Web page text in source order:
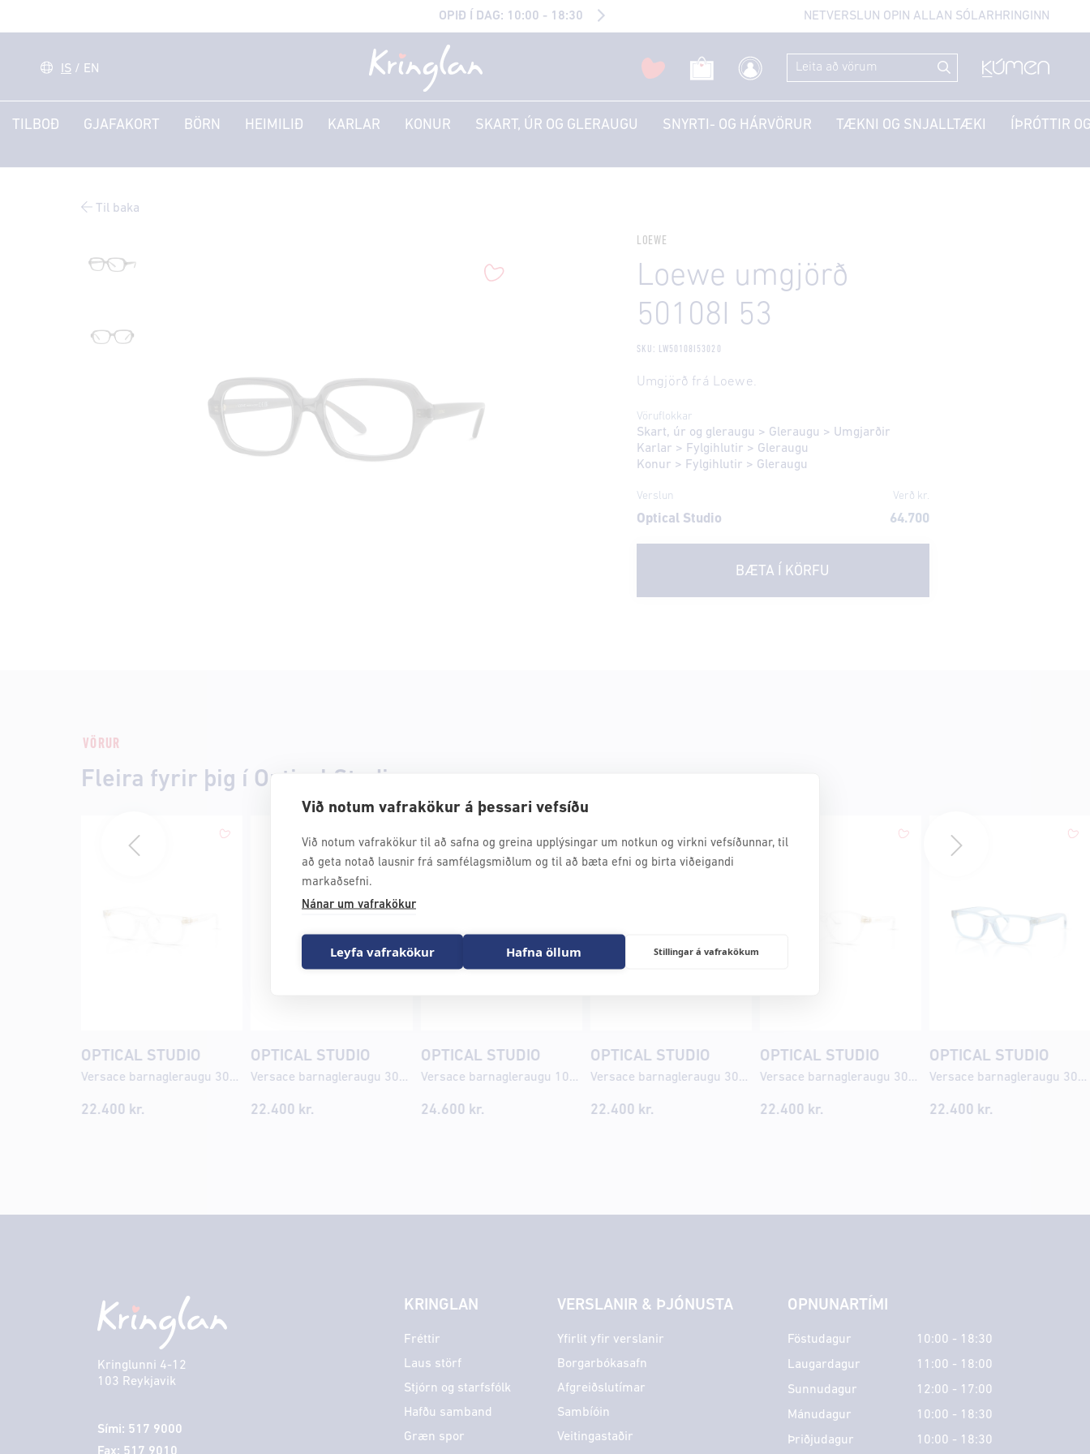
Við notum vafrakökur á þessari vefsíðu
Við notum vafrakökur til að safna og greina upplýsingar um notkun og virkni vefsíðunnar, til
að geta notað lausnir frá samfélagsmiðlum og til að bæta efni og birta viðeigandi
markaðsefni.
Nánar um vafrakökur
Leyfa vafrakökur Hafna öllum Stillingar á vafrakökum
OPIÐ Í DAG: 10:00 - 18:30 NETVERSLUN OPIN ALLAN SÓLARHRINGINN
IS / EN
TILBOÐ GJAFAKORT BÖRN HEIMILIÐ KARLAR KONUR SKART, ÚR OG GLERAUGU SNYRTI- OG HÁRVÖRUR TÆKNI OG SNJALLTÆKI ÍÞRÓTTIR
Til baka
LOEWE
Loewe umgjörð
50108I 53
SKU: LW50108I53020
Umgjörð frá Loewe.
Vöruflokkar
Skart, úr og gleraugu > Gleraugu > Umgjarðir
Karlar > Fylgihlutir > Gleraugu
Konur > Fylgihlutir > Gleraugu
Verslun Verð kr.
Optical Studio 64.700
BÆTA Í KÖRFU
VÖRUR
Fleira fyrir þig í Optical Studio
OPTICAL STUDIO
Versace barnagleraugu 3013U 49
22.400 kr.
OPTICAL STUDIO
Versace barnagleraugu 3016U 47
22.400 kr.
OPTICAL STUDIO
Versace barnagleraugu 1003 48
24.600 kr.
OPTICAL STUDIO
Versace barnagleraugu 3014U 48
22.400 kr.
OPTICAL STUDIO
Versace barnagleraugu 3014U 46
22.400 kr.
OPTICAL STUDIO
Versace barnagleraugu 3013U 49
22.400 kr.
Kringlunni 4-12
103 Reykjavik
Sími: 517 9000
Fax: 517 9010
KRINGLAN
Fréttir
Laus störf
Stjórn og starfsfólk
Hafðu samband
Græn spor
VERSLANIR & ÞJÓNUSTA
Yfirlit yfir verslanir
Borgarbókasafn
Afgreiðslutímar
Sambíóin
Veitingastaðir
OPNUNARTÍMI
Föstudagur
10:00 - 18:30
Laugardagur
11:00 - 18:00
Sunnudagur
12:00 - 17:00
Mánudagur
10:00 - 18:30
Þriðjudagur
10:00 - 18:30